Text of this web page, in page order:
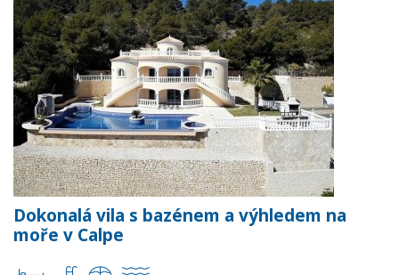
Dokonalá vila s bazénem a výhledem na
moře v Calpe